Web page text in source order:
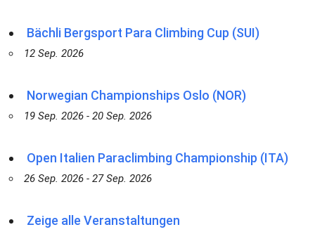
Bächli Bergsport Para Climbing Cup (SUI)
12 Sep. 2026
Norwegian Championships Oslo (NOR)
19 Sep. 2026 - 20 Sep. 2026
Open Italien Paraclimbing Championship (ITA)
26 Sep. 2026 - 27 Sep. 2026
Zeige alle Veranstaltungen